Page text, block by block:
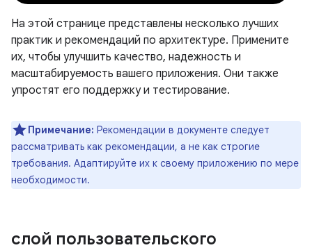
На этой странице представлены несколько лучших
практик и рекомендаций по архитектуре. Примените
их, чтобы улучшить качество, надежность и
масштабируемость вашего приложения. Они также
упростят его поддержку и тестирование.
Примечание: Рекомендации в документе следует
рассматривать как рекомендации, а не как строгие
требования. Адаптируйте их к своему приложению по мере
необходимости.
слой пользовательского